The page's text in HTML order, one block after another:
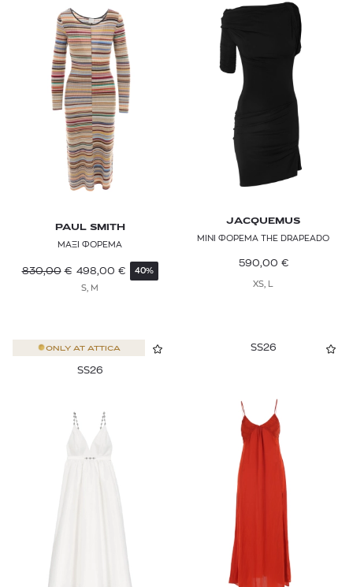
PAUL SMITH
ΜΑΞΙ ΦΟΡΕΜΑ
830,00 € 498,00 € 40%
S, M
JACQUEMUS
ΜΙΝΙ ΦΟΡΕΜΑ THE DRAPEADO
590,00 €
XS, L
ONLY AT ATTICA
SS26
SS26